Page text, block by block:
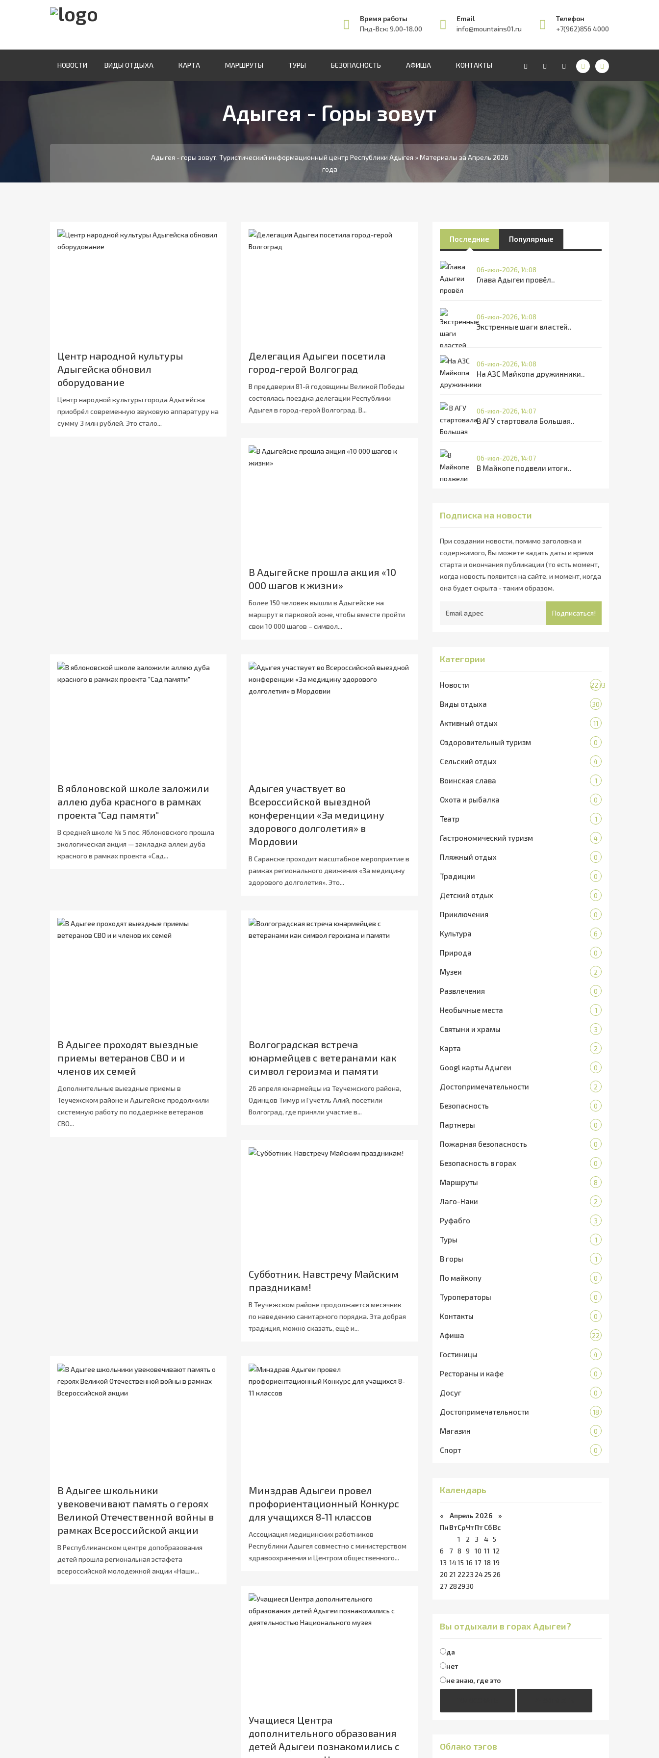
Время работы
Пнд-Вск: 9.00-18.00
Email
info@mountains01.ru
Телефон
+7(962)856 4000
НОВОСТИ ВИДЫ ОТДЫХА КАРТА МАРШРУТЫ ТУРЫ БЕЗОПАСНОСТЬ АФИША КОНТАКТЫ
Адыгея - Горы зовут
Адыгея - горы зовут. Туристический информационный центр Республики Адыгея » Материалы за Апрель 2026
года
Центр народной культуры
Адыгейска обновил
оборудование
Центр народной культуры города Адыгейска
приобрёл современную звуковую аппаратуру на
сумму 3 млн рублей. Это стало...
Делегация Адыгеи посетила
город-герой Волгоград
В преддверии 81-й годовщины Великой Победы
состоялась поездка делегации Республики
Адыгея в город-герой Волгоград. В...
В Адыгейске прошла акция «10
000 шагов к жизни»
Более 150 человек вышли в Адыгейске на
маршрут в парковой зоне, чтобы вместе пройти
свои 10 000 шагов – символ...
В яблоновской школе заложили
аллею дуба красного в рамках
проекта "Сад памяти"
В средней школе № 5 пос. Яблоновского прошла
экологическая акция — закладка аллеи дуба
красного в рамках проекта «Сад...
Адыгея участвует во
Всероссийской выездной
конференции «За медицину
здорового долголетия» в
Мордовии
В Саранске проходит масштабное мероприятие в
рамках регионального движения «За медицину
здорового долголетия». Это...
В Адыгее проходят выездные
приемы ветеранов СВО и и
членов их семей
Дополнительные выездные приемы в
Теучежском районе и Адыгейске продолжили
системную работу по поддержке ветеранов
СВО...
Волгоградская встреча
юнармейцев с ветеранами как
символ героизма и памяти
26 апреля юнармейцы из Теучежского района,
Одинцов Тимур и Гучетль Алий, посетили
Волгоград, где приняли участие в...
Субботник. Навстречу Майским
праздникам!
В Теучежском районе продолжается месячник
по наведению санитарного порядка. Эта добрая
традиция, можно сказать, ещё и...
В Адыгее школьники
увековечивают память о героях
Великой Отечественной войны в
рамках Всероссийской акции
В Республиканском центре допобразования
детей прошла региональная эстафета
всероссийской молодежной акции «Наши...
Минздрав Адыгеи провел
профориентационный Конкурс
для учащихся 8-11 классов
Ассоциация медицинских работников
Республики Адыгея совместно с министерством
здравоохранения и Центром общественного...
Учащиеся Центра
дополнительного образования
детей Адыгеи познакомились с
Последние Популярные
06-июл-2026, 14:08
Глава Адыгеи провёл..
06-июл-2026, 14:08
Экстренные шаги властей..
06-июл-2026, 14:08
На АЗС Майкопа дружинники..
06-июл-2026, 14:07
В АГУ стартовала Большая..
06-июл-2026, 14:07
В Майкопе подвели итоги..
Подписка на новости
При создании новости, помимо заголовка и
содержимого, Вы можете задать даты и время
старта и окончания публикации (то есть момент,
когда новость появится на сайте, и момент, когда
она будет скрыта - таким образом.
Подписаться!
Категории
Новости 2273
Виды отдыха 30
Активный отдых 11
Оздоровительный туризм 0
Сельский отдых 4
Воинская слава 1
Охота и рыбалка 0
Театр 1
Гастрономический туризм 4
Пляжный отдых 0
Традиции 0
Детский отдых 0
Приключения 0
Культура 6
Природа 0
Музеи 2
Развлечения 0
Необычные места 1
Святыни и храмы 3
Карта 2
Googl карты Адыгеи 0
Достопримечательности 2
Безопасность 0
Партнеры 0
Пожарная безопасность 0
Безопасность в горах 0
Маршруты 8
Лаго-Наки 2
Руфабго 3
Туры 1
В горы 1
По майкопу 0
Туроператоры 0
Контакты 0
Афиша 22
Гостиницы 4
Рестораны и кафе 0
Досуг 0
Достопримечательности 18
Магазин 0
Спорт 0
Календарь
« Апрель 2026 »
ПнВтСрЧтПт СбВс
1
2 3 4 5
6
7 8 9 10 11 12
13 1415 16 17 18 19
20 21 2223 2425 26
27 282930
Вы отдыхали в горах Адыгеи?
да
нет
не знаю, где это
Облако тэгов